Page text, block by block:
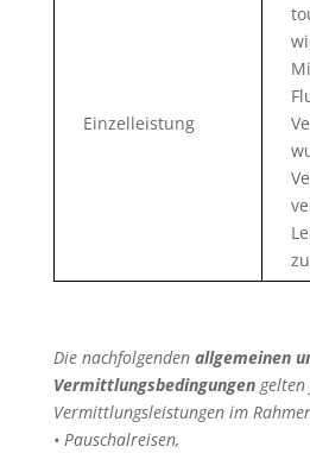
Einzelleistung
Die nachfolgenden allgemeinen
Vermittlungsbedingungengelten
Vermittlungsleistungen im
• Pauschalreisen,